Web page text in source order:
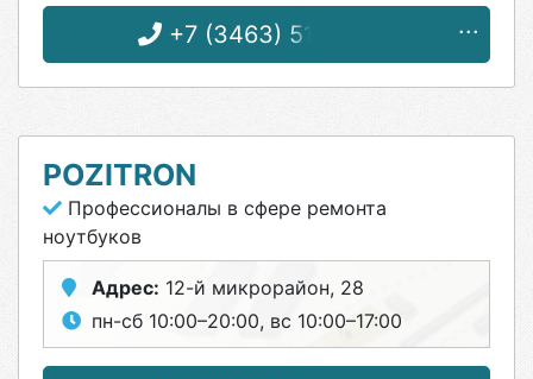
+7 (3463) 51-06-50
POZITRON
Профессионалы в сфере ремонта
ноутбуков
Адрес: 12-й микрорайон, 28
пн-сб 10:00–20:00, вс 10:00–17:00